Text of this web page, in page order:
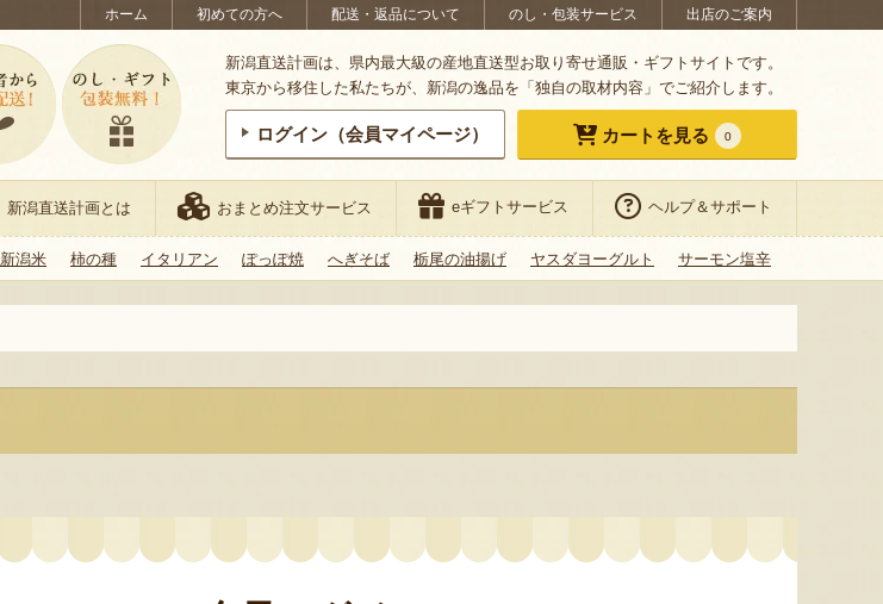
ホーム 初めての方へ 配送・返品について のし・包装サービス 出店のご案内
新潟直送計画は、県内最大級の産地直送型お取り寄せ通販・ギフトサイトです。
東京から移住した私たちが、新潟の逸品を「独自の取材内容」でご紹介します。
ログイン（会員マイページ） カートを見る 0
新潟直送計画とは おまとめ注文サービス eギフトサービス ヘルプ＆サポート
新潟米 柿の種 イタリアン ぽっぽ焼 へぎそば 栃尾の油揚げ ヤスダヨーグルト サーモン塩辛